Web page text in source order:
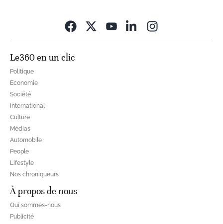
Le360 en un clic
Politique
Economie
Société
International
Culture
Médias
Automobile
People
Lifestyle
Nos chroniqueurs
À propos de nous
Qui sommes-nous
Publicité